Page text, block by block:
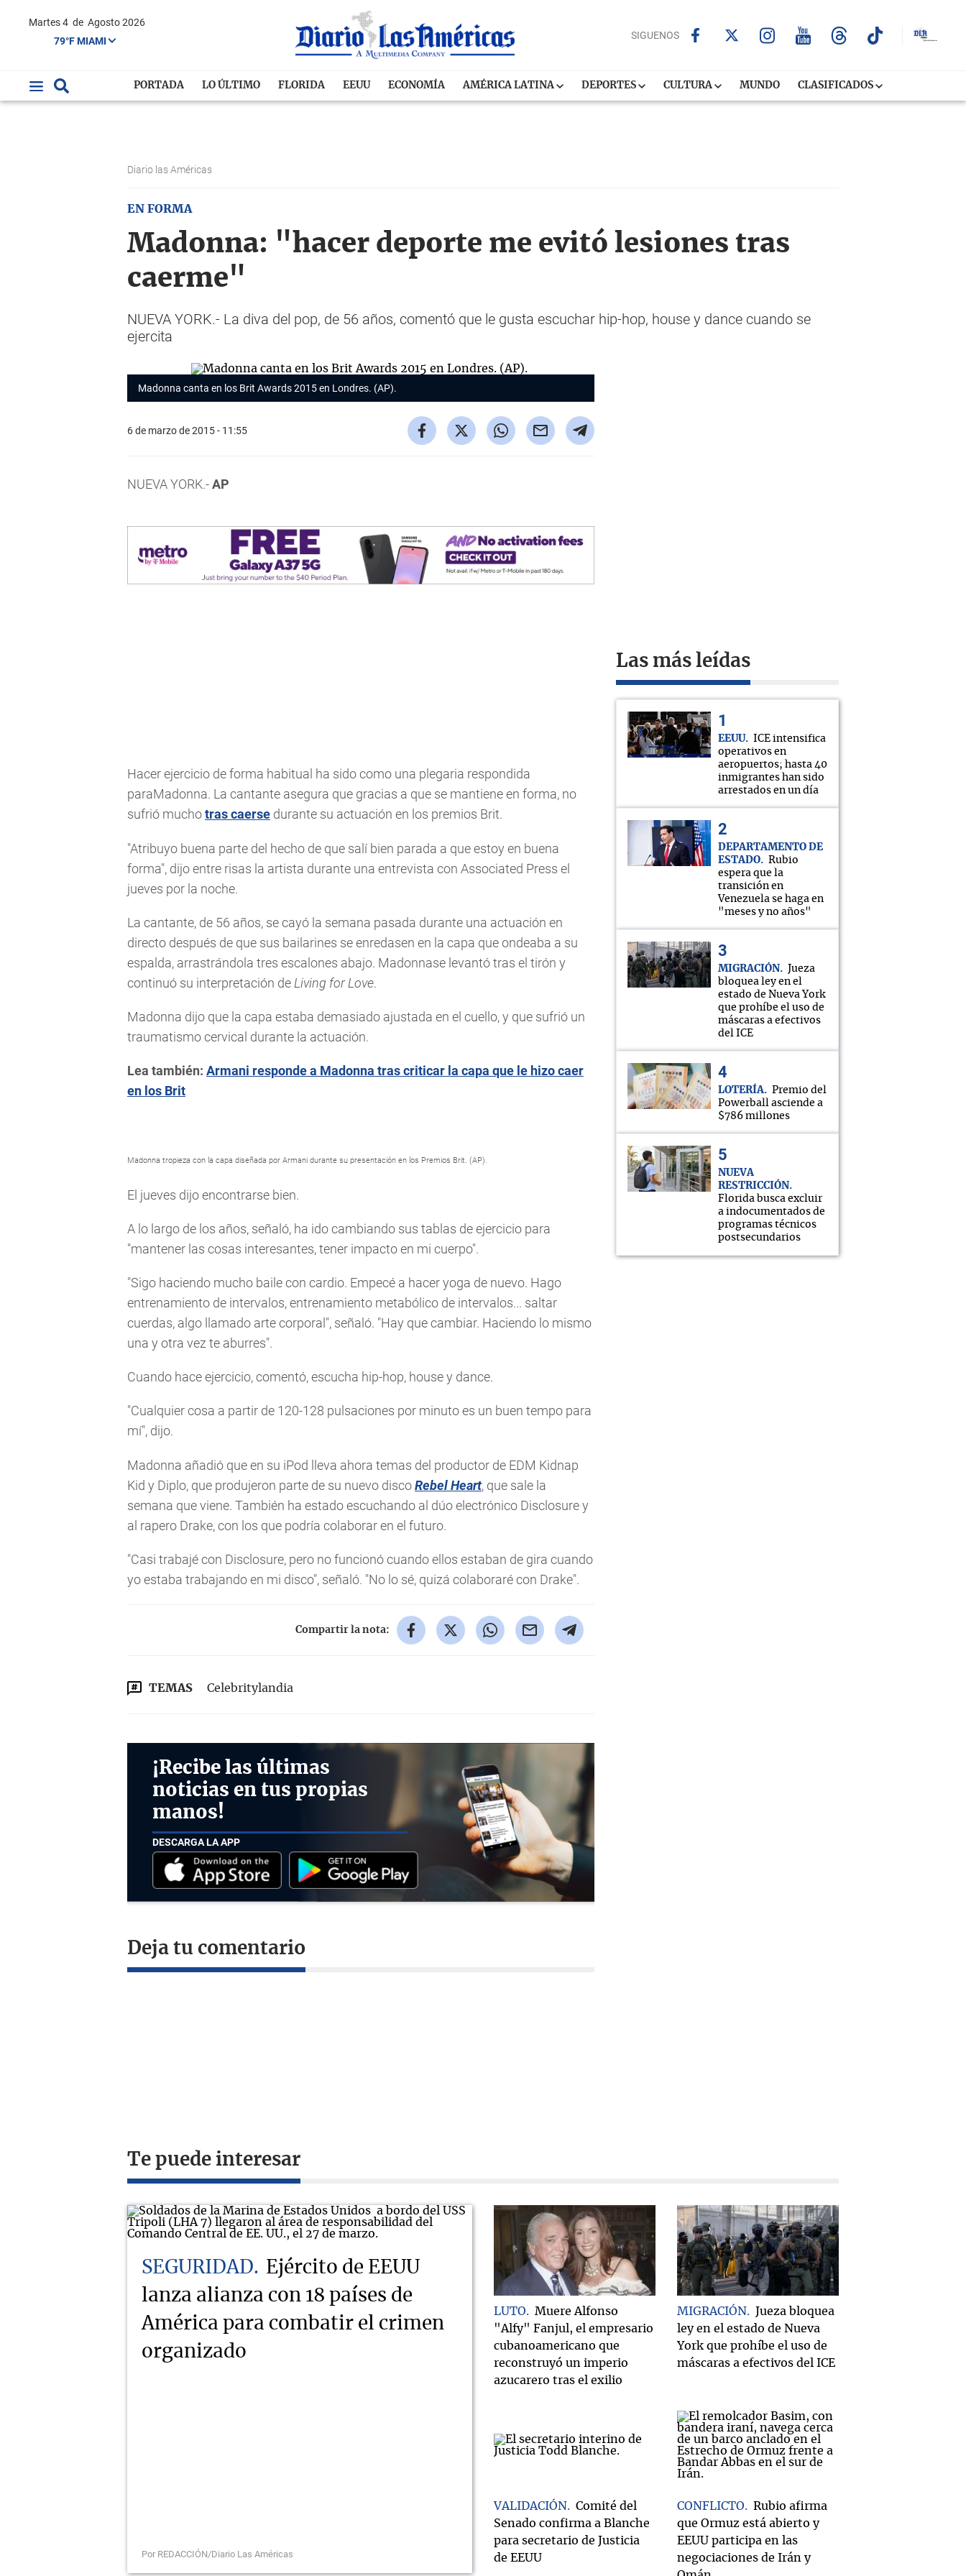
Martes 4 de Agosto 2026
79°F MIAMI
SIGUENOS
PORTADA LO ÚLTIMO FLORIDA EEUU ECONOMÍA AMÉRICA LATINA DEPORTES CULTURA MUNDO CLASIFICADOS
Diario las Américas
EN FORMA
Madonna: "hacer deporte me evitó lesiones tras
caerme"
NUEVA YORK.- La diva del pop, de 56 años, comentó que le gusta escuchar hip-hop, house y dance cuando se
ejercita
Madonna canta en los Brit Awards 2015 en Londres. (AP).
6 de marzo de 2015 - 11:55
NUEVA YORK.-AP
Hacer ejercicio de forma habitual ha sido como una plegaria respondida
paraMadonna. La cantante asegura que gracias a que se mantiene en forma, no
sufrió muchotras caerse durante su actuación en los premios Brit.
"Atribuyo buena parte del hecho de que salí bien parada a que estoy en buena
forma", dijo entre risas la artista durante una entrevista con Associated Press el
jueves por la noche.
La cantante, de 56 años, se cayó la semana pasada durante una actuación en
directo después de que sus bailarines se enredasen en la capa que ondeaba a su
espalda, arrastrándola tres escalones abajo. Madonnase levantó tras el tirón y
continuó su interpretación de Living for Love.
Madonna dijo que la capa estaba demasiado ajustada en el cuello, y que sufrió un
traumatismo cervical durante la actuación.
Lea también: Armani responde a Madonna tras criticar la capa que le hizo caer
en los Brit
Madonna tropieza con la capa diseñada por Armani durante su presentación en los Premios Brit. (AP).
El jueves dijo encontrarse bien.
A lo largo de los años, señaló, ha ido cambiando sus tablas de ejercicio para
"mantener las cosas interesantes, tener impacto en mi cuerpo".
"Sigo haciendo mucho baile con cardio. Empecé a hacer yoga de nuevo. Hago
entrenamiento de intervalos, entrenamiento metabólico de intervalos... saltar
cuerdas, algo llamado arte corporal", señaló. "Hay que cambiar. Haciendo lo mismo
una y otra vez te aburres".
Cuando hace ejercicio, comentó, escucha hip-hop, house y dance.
"Cualquier cosa a partir de 120-128 pulsaciones por minuto es un buen tempo para
mí", dijo.
Madonna añadió que en su iPod lleva ahora temas del productor de EDM Kidnap
Kid y Diplo, que produjeron parte de su nuevo discoRebel Heart, que sale la
semana que viene. También ha estado escuchando al dúo electrónico Disclosure y
al rapero Drake, con los que podría colaborar en el futuro.
"Casi trabajé con Disclosure, pero no funcionó cuando ellos estaban de gira cuando
yo estaba trabajando en mi disco", señaló. "No lo sé, quizá colaboraré con Drake".
Compartir la nota:
TEMAS Celebritylandia
¡Recibe las últimas
noticias en tus propias
manos!
DESCARGA LA APP
Deja tu comentario
Las más leídas
EEUU
ICE intensifica
operativos en
aeropuertos; hasta 40
inmigrantes han sido
arrestados en un día
DEPARTAMENTO DE
ESTADO
Rubio
espera que la
transición en
Venezuela se haga en
"meses y no años"
MIGRACIÓN
Jueza
bloquea ley en el
estado de Nueva York
que prohíbe el uso de
máscaras a efectivos
del ICE
LOTERÍA
Premio del
Powerball asciende a
$786 millones
NUEVA
RESTRICCIÓN
Florida busca excluir
a indocumentados de
programas técnicos
postsecundarios
Te puede interesar
SEGURIDAD
Ejército de EEUU
lanza alianza con 18 países de
América para combatir el crimen
organizado
Por REDACCIÓN/Diario Las Américas
LUTO
Muere Alfonso
"Alfy" Fanjul, el empresario
cubanoamericano que
reconstruyó un imperio
azucarero tras el exilio
MIGRACIÓN
Jueza bloquea
ley en el estado de Nueva
York que prohíbe el uso de
máscaras a efectivos del ICE
VALIDACIÓN
Comité del
Senado confirma a Blanche
para secretario de Justicia
de EEUU
CONFLICTO
Rubio afirma
que Ormuz está abierto y
EEUU participa en las
negociaciones de Irán y